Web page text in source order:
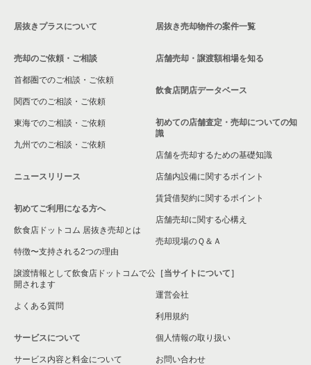
大阪市浪速区の飲食店の居抜き売却物件の案件一覧
八尾市の飲食店の居抜き売却物件の案件一覧
大東市の飲食店の居抜き売却物件の案件一覧
箕面市の飲食店の居抜き売却物件の案件一覧
大阪市淀川区の飲食店の居抜き売却物件の案件一覧
大阪市東成区の飲食店の居抜き売却物件の案件一覧
大阪市城東区の飲食店の居抜き売却物件の案件一覧
大阪市旭区の飲食店の居抜き売却物件の案件一覧
和泉市の飲食店の居抜き売却物件の案件一覧
池田市の飲食店の居抜き売却物件の案件一覧
大阪市大正区の飲食店の居抜き売却物件の案件一覧
居抜きプラスについて
売却のご依頼・ご相談
首都圏でのご相談・ご依頼
関西でのご相談・ご依頼
東海でのご相談・ご依頼
九州でのご相談・ご依頼
ニュースリリース
初めてご利用になる方へ
飲食店ドットコム 居抜き売却とは
特徴〜支持される2つの理由
譲渡情報として飲食店ドットコムで公
開されます
よくある質問
サービスについて
サービス内容と料金について
居抜き売却物件の案件一覧
店舗売却・譲渡額相場を知る
飲食店閉店データベース
初めての店舗査定・売却についての知
識
店舗を売却するための基礎知識
店舗内設備に関するポイント
賃貸借契約に関するポイント
店舗売却に関する心構え
売却現場のＱ＆Ａ
［当サイトについて］
運営会社
利用規約
個人情報の取り扱い
お問い合わせ